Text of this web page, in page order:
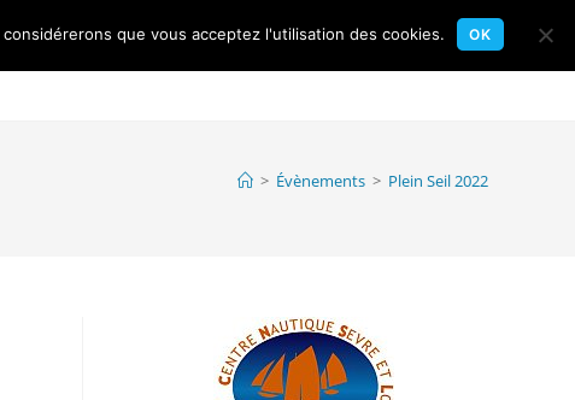
website
> Évènements > Plein Seil 2022
que vous acceptez l'utilisation des cookies. OK